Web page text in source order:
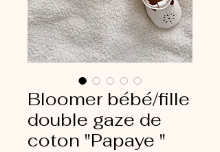
Bloomer bébé/fille
double gaze de
coton "Papaye "